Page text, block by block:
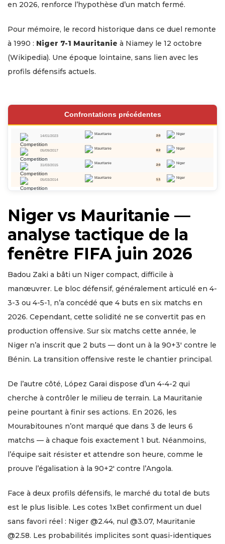
en 2026, renforce l’hypothèse d’un match fermé.
Pour mémoire, le record historique dans ce duel remonte
à 1990 : Niger 7-1 Mauritanie à Niamey le 12 octobre
(Wikipedia). Une époque lointaine, sans lien avec les
profils défensifs actuels.
Confrontations précédentes
14/01/2023
Mauritanie 2:0 Niger
05/09/2017
Mauritanie 0:2 Niger
31/03/2015
Mauritanie 2:0 Niger
05/03/2014
Mauritanie 1:1 Niger
Niger vs Mauritanie —
analyse tactique de la
fenêtre FIFA juin 2026
Badou Zaki a bâti un Niger compact, difficile à
manœuvrer. Le bloc défensif, généralement articulé en 4-
3-3 ou 4-5-1, n’a concédé que 4 buts en six matchs en
2026. Cependant, cette solidité ne se convertit pas en
production offensive. Sur six matchs cette année, le
Niger n’a inscrit que 2 buts — dont un à la 90+3′ contre le
Bénin. La transition offensive reste le chantier principal.
De l’autre côté, López Garai dispose d’un 4-4-2 qui
cherche à contrôler le milieu de terrain. La Mauritanie
peine pourtant à finir ses actions. En 2026, les
Mourabitounes n’ont marqué que dans 3 de leurs 6
matchs — à chaque fois exactement 1 but. Néanmoins,
l’équipe sait résister et attendre son heure, comme le
prouve l’égalisation à la 90+2′ contre l’Angola.
Face à deux profils défensifs, le marché du total de buts
est le plus lisible. Les cotes 1xBet confirment un duel
sans favori réel : Niger @2.44, nul @3.07, Mauritanie
@2.58. Les probabilités implicites sont quasi-identiques